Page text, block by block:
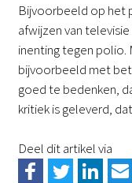
Bijvoorbeeld op het
afwijzen van
inenting tegen polio.
bijvoorbeeld met
goed te bedenken,
kritiek is geleverd,
Deel dit artikel via